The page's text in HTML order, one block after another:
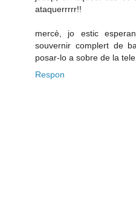
ataquerrrrr!!
mercè, jo estic
souvernir complert de
posar-lo a sobre de la
Respon